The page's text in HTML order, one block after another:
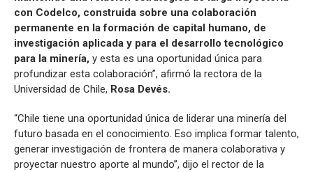
con Codelco, construida sobre una colaboración
permanente en la formación de capital humano, de
investigación aplicada y para el desarrollo tecnológico
para la minería, y esta es una oportunidad única para
profundizar esta colaboración”, afirmó la rectora de la
Universidad de Chile, Rosa Devés.
“Chile tiene una oportunidad única de liderar una minería del
futuro basada en el conocimiento. Eso implica formar talento,
generar investigación de frontera de manera colaborativa y
proyectar nuestro aporte al mundo”, dijo el rector de la